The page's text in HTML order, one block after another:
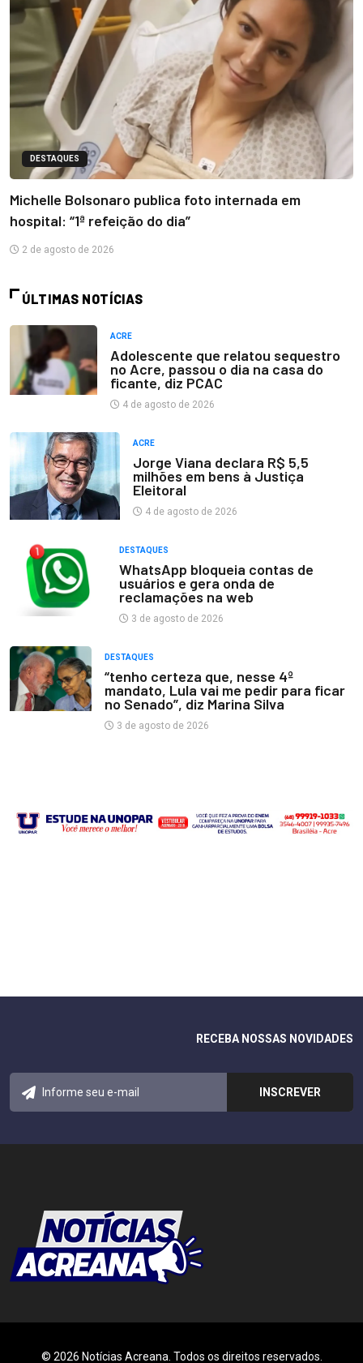
DESTAQUES
Michelle Bolsonaro publica foto internada em
hospital: “1ª refeição do dia”
2 de agosto de 2026
ÚLTIMAS NOTÍCIAS
ACRE
Adolescente que relatou sequestro
no Acre, passou o dia na casa do
ficante, diz PCAC
4 de agosto de 2026
ACRE
Jorge Viana declara R$ 5,5
milhões em bens à Justiça
Eleitoral
4 de agosto de 2026
DESTAQUES
WhatsApp bloqueia contas de
usuários e gera onda de
reclamações na web
3 de agosto de 2026
DESTAQUES
“tenho certeza que, nesse 4º
mandato, Lula vai me pedir para ficar
no Senado”, diz Marina Silva
3 de agosto de 2026
RECEBA NOSSAS NOVIDADES
© 2026 Notícias Acreana. Todos os direitos reservados.